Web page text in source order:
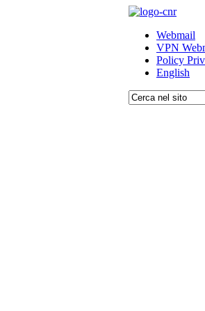
Webmail
VPN
Policy
English